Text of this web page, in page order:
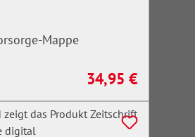
Mappe
Regulärer Preis:
34,95 €